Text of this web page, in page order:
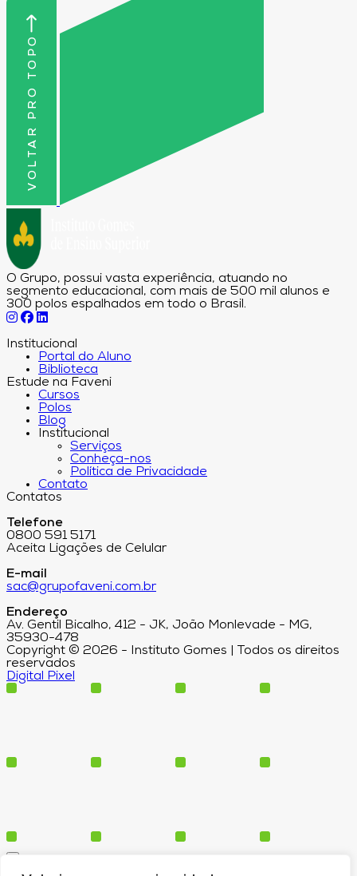
VOLTAR PRO TOPO
O Grupo, possui vasta experiência, atuando no
segmento educacional, com mais de 500 mil alunos e
300 polos espalhados em todo o Brasil.
Institucional
Portal do Aluno
Biblioteca
Estude na Faveni
Cursos
Polos
Blog
Institucional
Serviços
Conheça-nos
Política de Privacidade
Contato
Contatos
Telefone
0800 591 5171
Aceita Ligações de Celular
E-mail
sac@grupofaveni.com.br
Endereço
Av. Gentil Bicalho, 412 - JK, João Monlevade - MG,
35930-478
Copyright © 2026 - Instituto Gomes | Todos os direitos
reservados
Digital Pixel